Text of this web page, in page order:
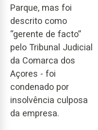
Parque, mas foi
descrito como
“gerente de facto”
pelo Tribunal Judicial
da Comarca dos
Açores - foi
condenado por
insolvência culposa
da empresa.